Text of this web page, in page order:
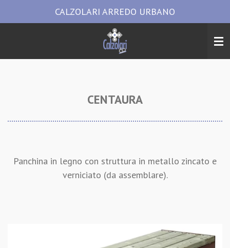
al
CALZOLARI ARREDO URBANO
CENTAURA
Panchina in legno con struttura in metallo zincato e
verniciato (da assemblare).